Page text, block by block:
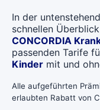
In der
schnellen
CONCORDIA
passenden Tarife
Kinder mit und
Alle aufgeführten
erlaubten Rabatt von